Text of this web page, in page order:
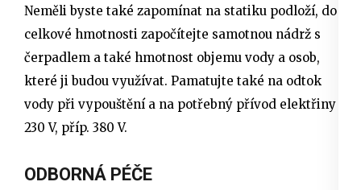
Neměli byste také zapomínat na statiku podloží, do
celkové hmotnosti započítejte samotnou nádrž s
čerpadlem a také hmotnost objemu vody a osob,
které ji budou využívat. Pamatujte také na odtok
vody při vypouštění a na potřebný přívod elektřiny
230 V, příp. 380 V.
ODBORNÁ PÉČE